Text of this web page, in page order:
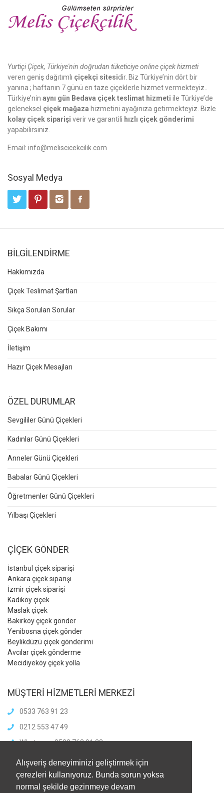
Alışveriş deneyiminizi geliştirmek için
çerezleri kullanıyoruz. Bunda sorun yoksa
normal şekilde gezinmeye devam
Yurtiçi Çiçek, Türkiye'nin doğrudan tüketiciye online çiçek hizmeti
veren geniş dağıtımlı çiçekçi sitesidir. Biz Türkiye’nin dört bir
yanına ; haftanın 7 günü en taze çiçeklerle hizmet vermekteyiz..
Türkiye’nin aynı gün Bedava çiçek teslimat hizmeti ile Türkiye’de
geleneksel çiçek mağaza hizmetini ayağınıza getirmekteyiz. Bizle
kolay çiçek siparişi verir ve garantili hızlı çiçek gönderimi
yapabilirsiniz.
Email: info@meliscicekcilik.com
Sosyal Medya
BİLGİLENDİRME
Hakkımızda
Çiçek Teslimat Şartları
Sıkça Sorulan Sorular
Çiçek Bakımı
İletişim
Hazır Çiçek Mesajları
ÖZEL DURUMLAR
Sevgililer Günü Çiçekleri
Kadınlar Günü Çiçekleri
Anneler Günü Çiçekleri
Babalar Günü Çiçekleri
Öğretmenler Günü Çiçekleri
Yılbaşı Çiçekleri
ÇİÇEK GÖNDER
İstanbul çiçek siparişi
Ankara çiçek siparişi
İzmir çiçek siparişi
Kadıköy çiçek
Maslak çiçek
Bakırköy çiçek gönder
Yenibosna çiçek gönder
Beylikdüzü çiçek gönderimi
Avcılar çiçek gönderme
Mecidiyeköy çiçek yolla
MÜŞTERİ HİZMETLERİ MERKEZİ
0533 763 91 23
0212 553 47 49
Whatsapp: 0533 763 91 23
info@meliscicekcilik.com
Haftaiçi :8.00-21.00
HaftaSonu:8.00-21.00